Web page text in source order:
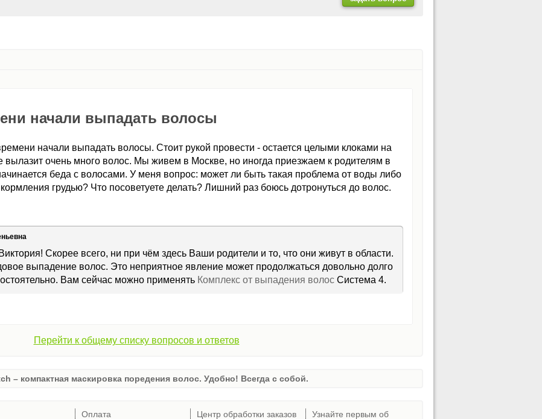
начали выпадать волосы
начали выпадать волосы. Стоит рукой провести - остается целыми клоками на
вылазит очень много волос. Мы живем в Москве, но иногда приезжаем к родителям в
беда с волосами. У меня вопрос: может ли быть такая проблема от воды либо
грудью? Что посоветуете делать? Лишний раз боюсь дотронуться до волос.
Скорее всего, ни при чём здесь Ваши родители и то, что они живут в области.
выпадение волос. Это неприятное явление может продолжаться довольно долго
Вам сейчас можно применять Комплекс от выпадения волос Система 4.
Перейти к общему списку вопросов и ответов
– компактная маскировка поредения волос. Удобно! Всегда с собой.
Оплата Центр обработки заказов Узнайте первым об